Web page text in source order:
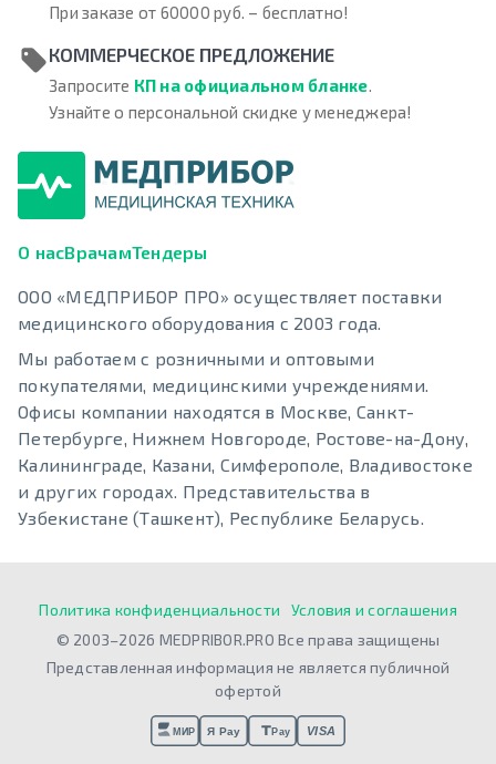
При заказе от 60000 руб. – бесплатно!
КОММЕРЧЕСКОЕ ПРЕДЛОЖЕНИЕ
Запросите КП на официальном бланке.
Узнайте о персональной скидке у менеджера!
О насВрачамТендеры
ООО «МЕДПРИБОР ПРО» осуществляет поставки
медицинского оборудования с 2003 года.
Мы работаем с розничными и оптовыми
покупателями, медицинскими учреждениями.
Офисы компании находятся в Москве, Санкт-
Петербурге, Нижнем Новгороде, Ростове-на-Дону,
Калининграде, Казани, Симферополе, Владивостоке
и других городах. Представительства в
Узбекистане (Ташкент), Республике Беларусь.
Политика конфиденциальности
Условия и соглашения
© 2003–2026 MEDPRIBOR.PRO Все права защищены
Представленная информация не является публичной
офертой
МИР Я Pay Pay VISA